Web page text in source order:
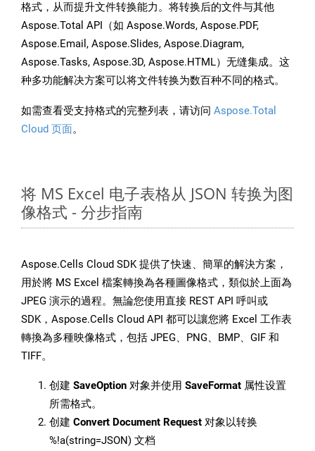
格式，从而提升文件转换能力。将转换后的文件与其他
Aspose.Total API（如 Aspose.Words, Aspose.PDF,
Aspose.Email, Aspose.Slides, Aspose.Diagram,
Aspose.Tasks, Aspose.3D, Aspose.HTML）无缝集成。这
种多功能解决方案可以将文件转换为数百种不同的格式。
如需查看受支持格式的完整列表，请访问 Aspose.Total
Cloud 页面。
将 MS Excel 电子表格从 JSON 转换为图
像格式 - 分步指南
Aspose.Cells Cloud SDK 提供了快速、簡單的解決方案，
用於將 MS Excel 檔案轉換為各種圖像格式，類似於上面為
JPEG 演示的過程。無論您使用直接 REST API 呼叫或
SDK，Aspose.Cells Cloud API 都可以讓您將 Excel 工作表
轉換為多種映像格式，包括 JPEG、PNG、BMP、GIF 和
TIFF。
创建 SaveOption 对象并使用 SaveFormat 属性设置
所需格式。
创建 Convert Document Request 对象以转换
%!a(string=JSON) 文档